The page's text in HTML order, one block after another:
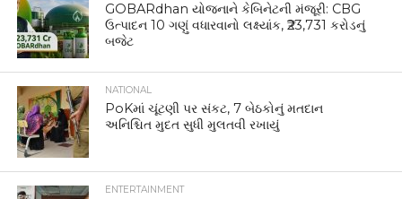
GOBARdhan યોજનાને કેબિનેટની મંજૂરી: CBG
ઉત્પાદન 10 ગણું વધારવાનો લક્ષ્યાંક, ₹23,731 કરોડનું
બજેટ
NATIONAL
PoKમાં ચૂંટણી પર સંકટ, 7 બેઠકોનું મતદાન
અનિશ્ચિત મુદત સુધી મુલતવી રખાયું
ENTERTAINMENT